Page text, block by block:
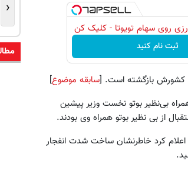
روی سهام تویوتا - کلیک کن
ثبت نام کنید
کشورش بازگشته ‌است. [سابقه موضوع]
بی‌نظیر بوتو نخست وزیر پیشین
از بی نظیر بوتو همراه وی بودند.
هم که خبرگزاری‌اش تعداد قربانیان را بین 50 تا 60 تن اعلام کرد خاطرنشان ساخت شدت انفجار
‹